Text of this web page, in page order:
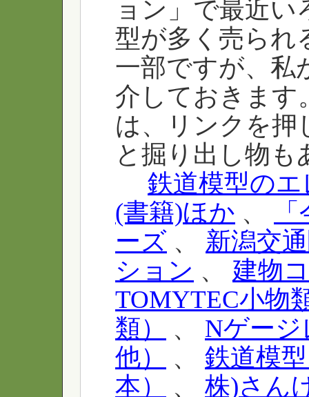
ョン」で最近
型が多く売られ
一部ですが、私
介しておきます
は、リンクを押
と掘り出し物も
鉄道模型の
(書籍)ほか 、
ーズ 、 新潟交
ション 、 建物
TOMYTEC小物
類）
、 Nゲー
他）
、 鉄道模
本）
、 株)さん